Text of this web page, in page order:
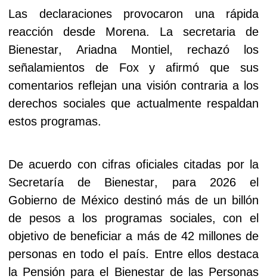
Las declaraciones provocaron una rápida
reacción desde Morena. La secretaria de
Bienestar, Ariadna Montiel, rechazó los
señalamientos de Fox y afirmó que sus
comentarios reflejan una visión contraria a los
derechos sociales que actualmente respaldan
estos programas.
De acuerdo con cifras oficiales citadas por la
Secretaría de Bienestar, para 2026 el
Gobierno de México destinó más de un billón
de pesos a los programas sociales, con el
objetivo de beneficiar a más de 42 millones de
personas en todo el país. Entre ellos destaca
la Pensión para el Bienestar de las Personas